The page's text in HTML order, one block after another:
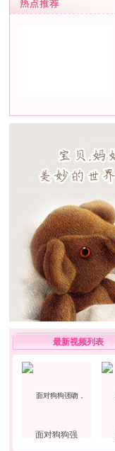
最新视频列表
面对狗狗强